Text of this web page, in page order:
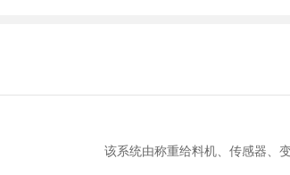
该系统由称重给料机、传感器、